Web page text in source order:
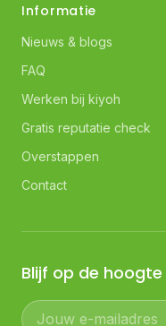
Informatie
Nieuws & blogs
FAQ
Werken bij kiyoh
Gratis reputatie check
Overstappen
Contact
Blijf op de hoogte
Jouw e-mailadres